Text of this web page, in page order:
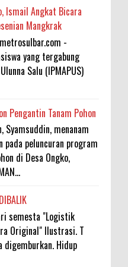
Ismail Angkat Bicara
Mangkrak
-
yang tergabung
Salu (IPMAPUS)
Pengantin Tanam Pohon
Syamsuddin, menanam
pada peluncuran program
di Desa Ongko,
semesta "Logistik
Original" Ilustrasi. T
digemburkan. Hidup